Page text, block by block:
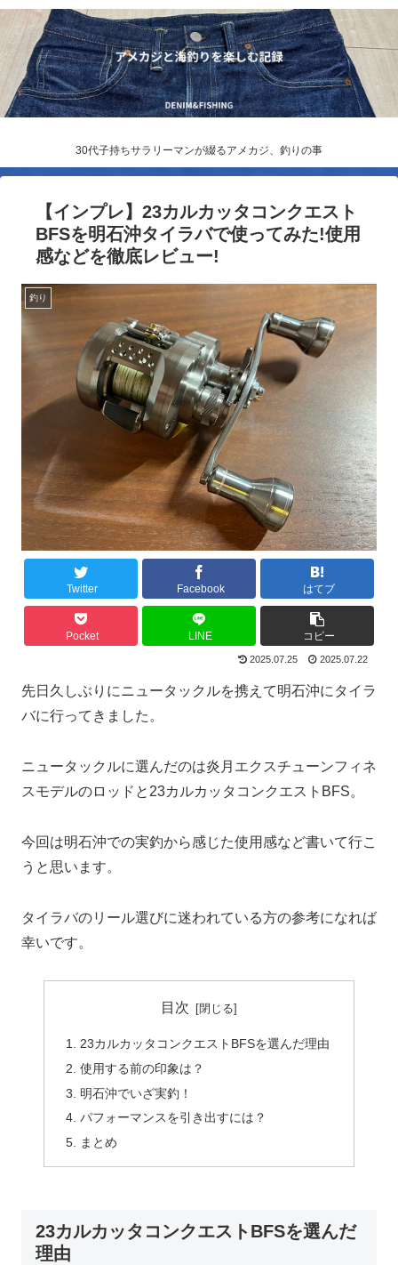
30代子持ちサラリーマンが綴るアメカジ、釣りの事
【インプレ】23カルカッタコンクエスト
BFSを明石沖タイラバで使ってみた!使用
感などを徹底レビュー!
釣り
Twitter Facebook はてブ
Pocket LINE コピー
2025.07.25 2025.07.22
先日久しぶりにニュータックルを携えて明石沖にタイラ
バに行ってきました。
ニュータックルに選んだのは炎月エクスチューンフィネ
スモデルのロッドと23カルカッタコンクエストBFS。
今回は明石沖での実釣から感じた使用感など書いて行こ
うと思います。
タイラバのリール選びに迷われている方の参考になれば
幸いです。
目次
23カルカッタコンクエストBFSを選んだ理由
使用する前の印象は？
明石沖でいざ実釣！
パフォーマンスを引き出すには？
まとめ
23カルカッタコンクエストBFSを選んだ
理由